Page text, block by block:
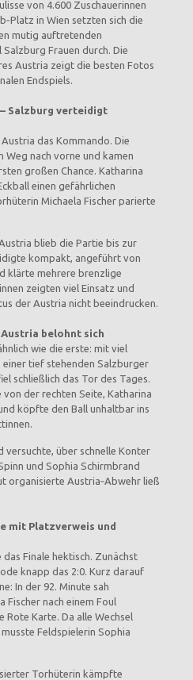
von 4.600 Zuschauerinnen
in Wien setzten sich die
mutig auftretenden
Salzburg Frauen durch. Die
Austria zeigt die besten Fotos
Endspiels.
Salzburg verteidigt
das Kommando. Die
Weg nach vorne und kamen
großen Chance. Katharina
einen gefährlichen
Michaela Fischer parierte
blieb die Partie bis zur
kompakt, angeführt von
klärte mehrere brenzlige
zeigten viel Einsatz und
der Austria nicht beeindrucken.
belohnt sich
wie die erste: mit viel
tief stehenden Salzburger
schließlich das Tor des Tages.
der rechten Seite, Katharina
köpfte den Ball unhaltbar ins
über schnelle Konter
und Sophia Schirmbrand
organisierte Austria‑Abwehr ließ
mit Platzverweis und
Finale hektisch. Zunächst
knapp das 2:0. Kurz darauf
In der 92. Minute sah
Fischer nach einem Foul
Rote Karte. Da alle Wechsel
Feldspielerin Sophia
Torhüterin kämpfte